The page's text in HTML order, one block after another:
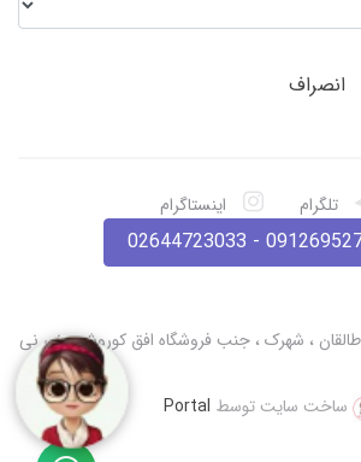
انصراف
تلگرام اینستاگرام
09126952780 -
ساخت سایت توسط Portal
طالقان ، شهرک ، جنب فروشگاه افق کوروش ، نی نی